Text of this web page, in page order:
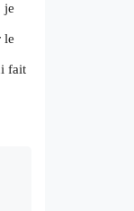
je
le
fait